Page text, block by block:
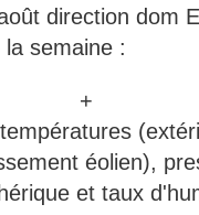
direction dom
semaine :
+
éolien),
et taux